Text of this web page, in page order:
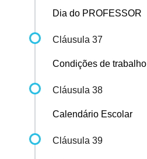
Dia do PROFESSOR
Cláusula 37
Condições de trabalho
Cláusula 38
Calendário Escolar
Cláusula 39